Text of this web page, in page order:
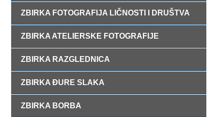
ZBIRKA FOTOGRAFIJA LIČNOSTI I DRUŠTVA
ZBIRKA ATELIERSKE FOTOGRAFIJE
ZBIRKA RAZGLEDNICA
ZBIRKA ĐURE SLAKA
ZBIRKA BORBA